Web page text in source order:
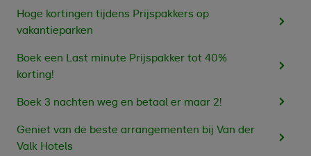
Hoge kortingen tijdens Prijspakkers op
vakantieparken
Boek een Last minute Prijspakker tot 40%
korting!
Boek 3 nachten weg en betaal er maar 2!
Geniet van de beste arrangementen bij Van der
Valk Hotels